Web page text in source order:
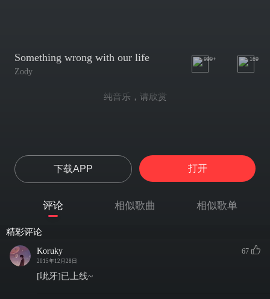
Something wrong with our life
Zody
999+ 169
纯音乐，请欣赏
下载APP 打开
评论 相似歌曲 相似歌单
精彩评论
Koruky
2015年12月28日
67
[呲牙]已上线~